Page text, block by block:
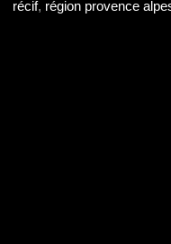
récif, région provence